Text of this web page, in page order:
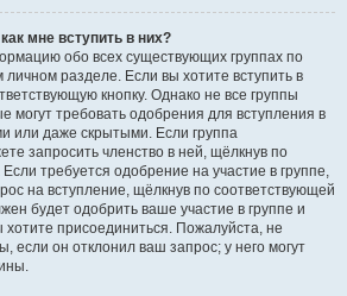
мне вступить в них?
обо всех существующих группах по
разделе. Если вы хотите вступить в
кнопку. Однако не все группы
могут требовать одобрения для вступления в
или даже скрытыми. Если группа
запросить членство в ней, щёлкнув по
требуется одобрение на участие в группе,
на вступление, щёлкнув по соответствующей
будет одобрить ваше участие в группе и
присоединиться. Пожалуйста, не
если он отклонил ваш запрос; у него могут